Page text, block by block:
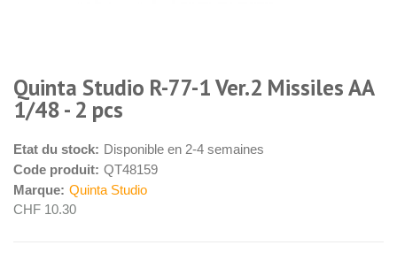
Quinta Studio R-77-1 Ver.2 Missiles AA
1/48 - 2 pcs
Etat du stock: Disponible en 2-4 semaines
Code produit: QT48159
Marque: Quinta Studio
CHF 10.30